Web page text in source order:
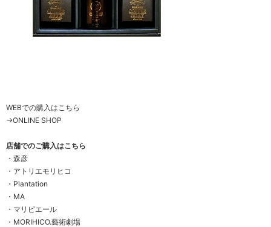
WEBでの購入はこちら
→ONLINE SHOP
店舗でのご購入はこちら
・ 森彦
・ アトリエモリヒコ
・ Plantation
・ MA
・ マリピエール
・ MORIHICO.藝術劇場